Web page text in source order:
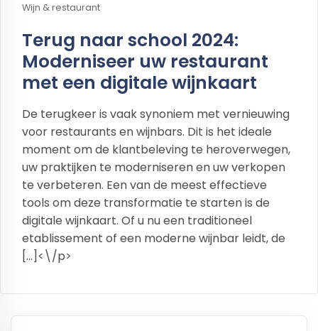
Wijn & restaurant
Terug naar school 2024:
Moderniseer uw restaurant
met een digitale wijnkaart
De terugkeer is vaak synoniem met vernieuwing
voor restaurants en wijnbars. Dit is het ideale
moment om de klantbeleving te heroverwegen,
uw praktijken te moderniseren en uw verkopen
te verbeteren. Een van de meest effectieve
tools om deze transformatie te starten is de
digitale wijnkaart. Of u nu een traditioneel
etablissement of een moderne wijnbar leidt, de
[…]<\/p>